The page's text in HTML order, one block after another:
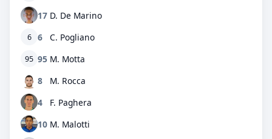
17 D. De Marino
6 6 C. Pogliano
95 95 M. Motta
8
M. Rocca
4
F. Paghera
10 M. Malotti